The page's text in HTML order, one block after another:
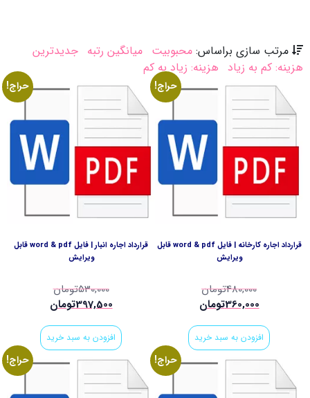
مرتب سازی براساس: محبوبیت میانگین رتبه جدیدترین
هزینه: کم به زیاد هزینه: زیاد به کم
حراج!
قرارداد اجاره کارخانه | فایل word & pdf قابل
ویرایش
480,000تومان
360,000تومان
افزودن به سبد خرید
حراج!
قرارداد اجاره انبار | فایل word & pdf قابل
ویرایش
530,000تومان
397,500تومان
افزودن به سبد خرید
حراج! حراج!